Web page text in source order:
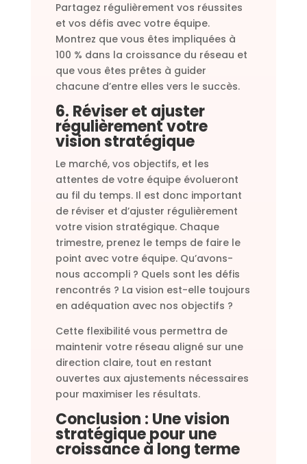
Partagez régulièrement vos réussites
et vos défis avec votre équipe.
Montrez que vous êtes impliquées à
100 % dans la croissance du réseau et
que vous êtes prêtes à guider
chacune d’entre elles vers le succès.
6. Réviser et ajuster
régulièrement votre
vision stratégique
Le marché, vos objectifs, et les
attentes de votre équipe évolueront
au fil du temps. Il est donc important
de réviser et d’ajuster régulièrement
votre vision stratégique. Chaque
trimestre, prenez le temps de faire le
point avec votre équipe. Qu’avons-
nous accompli ? Quels sont les défis
rencontrés ? La vision est-elle toujours
en adéquation avec nos objectifs ?
Cette flexibilité vous permettra de
maintenir votre réseau aligné sur une
direction claire, tout en restant
ouvertes aux ajustements nécessaires
pour maximiser les résultats.
Conclusion : Une vision
stratégique pour une
croissance à long terme